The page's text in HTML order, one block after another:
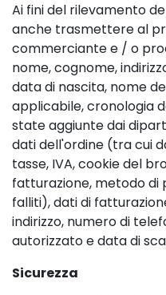
Ai fini del rilevamento
anche trasmettere al
commerciante e / o
nome, cognome,
data di nascita, nome
applicabile, cronologia
state aggiunte dai
dati dell'ordine (tra cui
tasse, IVA, cookie del
fatturazione, metodo
falliti), dati di
indirizzo, numero di
autorizzato e data di
Sicurezza